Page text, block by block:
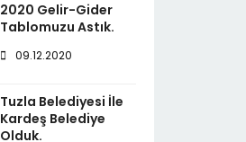
2020 Gelir-Gider
Tablomuzu Astık.
09.12.2020
Tuzla Belediyesi İle
Kardeş Belediye
Olduk.